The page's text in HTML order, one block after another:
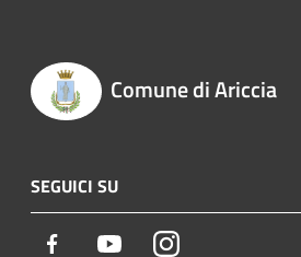
Comune di Ariccia
SEGUICI SU
Facebook YoutubeInstagram